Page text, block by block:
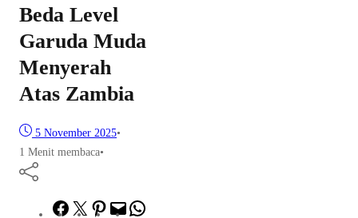
Beda Level
Garuda Muda
Menyerah
Atas Zambia
5 November 2025•
1 Menit membaca•
Facebook
TwitterPinterest
Mail